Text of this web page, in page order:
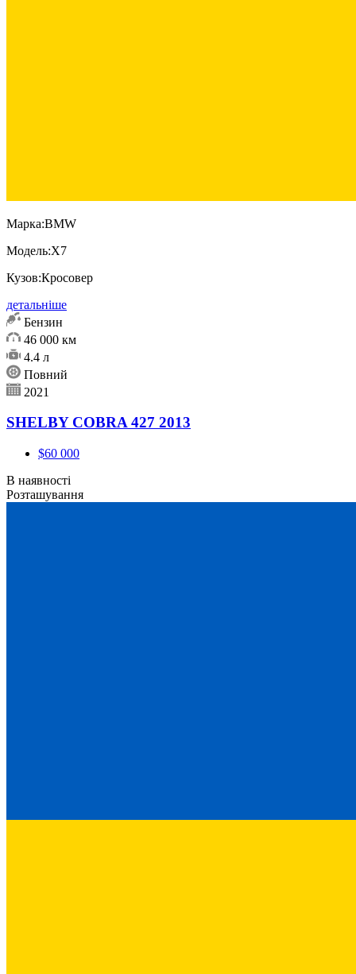
Марка:BMW
Модель:X7
Кузов:Кросовер
детальніше
Бензин
46 000 км
4.4 л
Повний
2021
SHELBY COBRA 427 2013
$60 000
В наявності
Розташування